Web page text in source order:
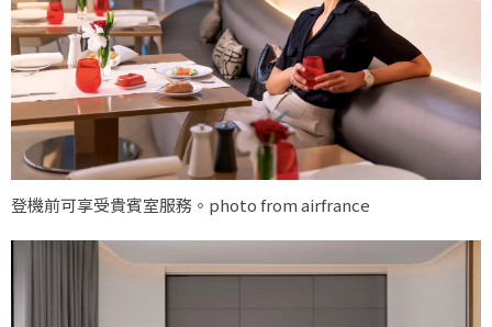
登機前可享受貴賓室服務。photo from airfrance